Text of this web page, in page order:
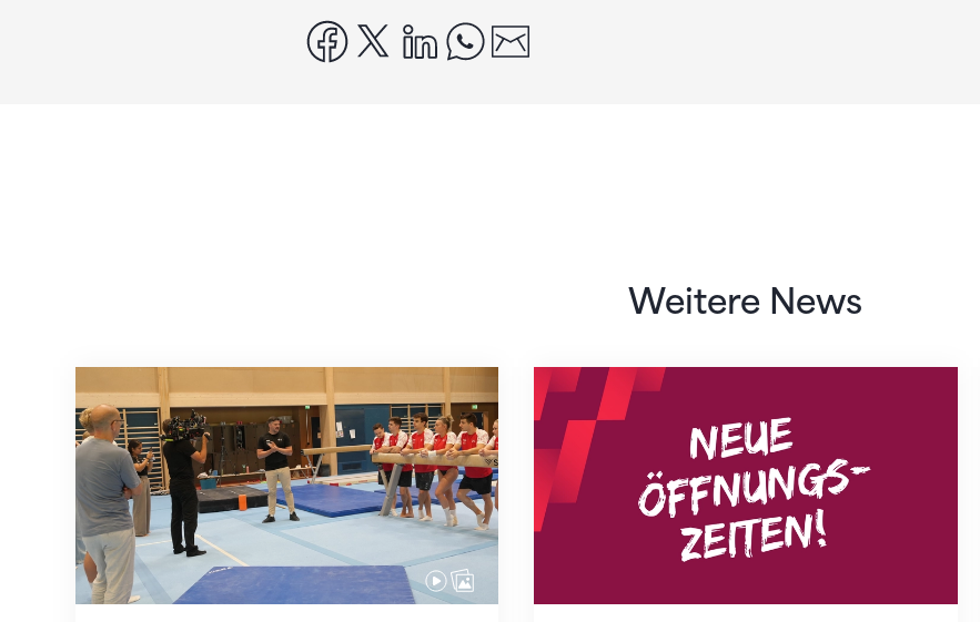
facebook
x linkedinwhatsapp
Weitere News
Mit klaren Zielen nach Zagreb Neue Empfangszeiten ab 1. August 2026